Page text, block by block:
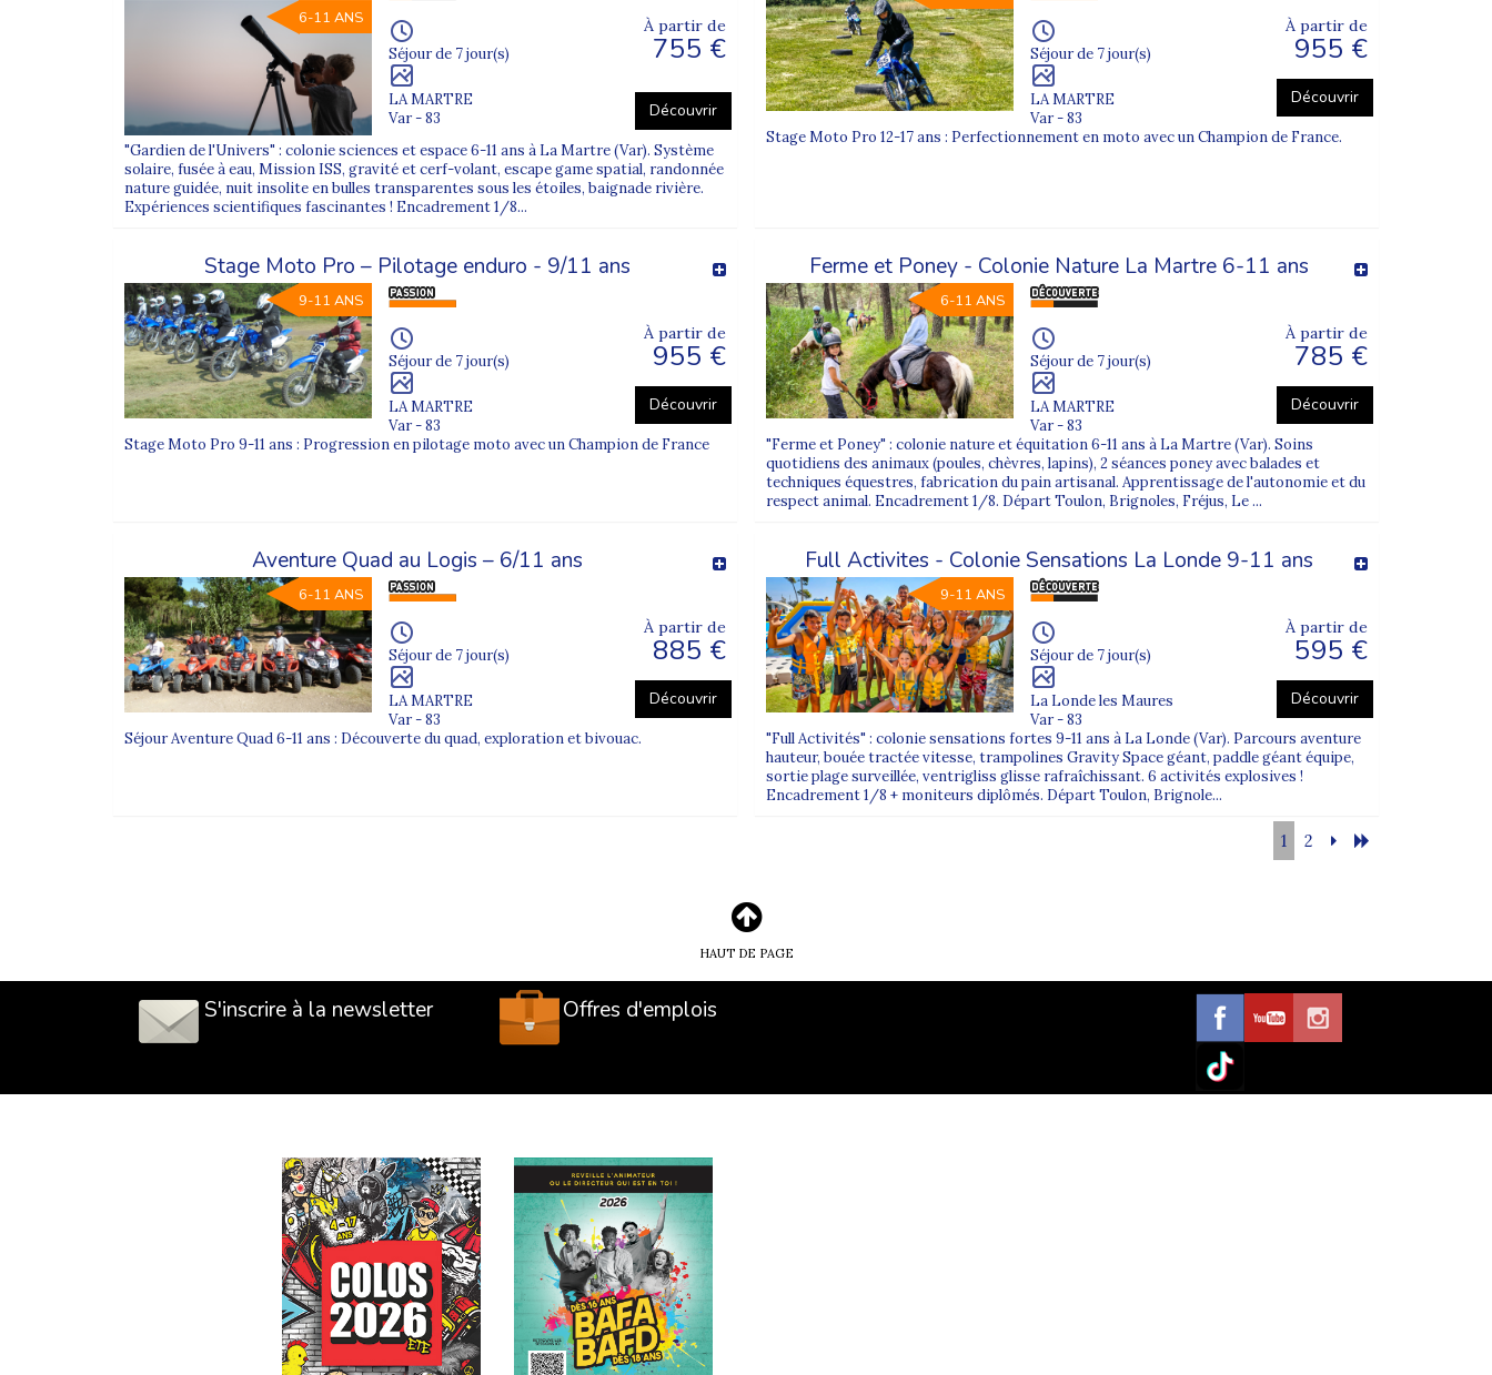
6-11 ANS
Séjour de 7 jour(s)
LA MARTRE
Var - 83
À partir de
755 €
Découvrir
"Gardien de l'Univers" : colonie sciences et espace 6-11 ans à La Martre (Var). Système
solaire, fusée à eau, Mission ISS, gravité et cerf-volant, escape game spatial, randonnée
nature guidée, nuit insolite en bulles transparentes sous les étoiles, baignade rivière.
Expériences scientifiques fascinantes ! Encadrement 1/8...
Séjour de 7 jour(s)
LA MARTRE
Var - 83
À partir de
955 €
Découvrir
Stage Moto Pro 12-17 ans : Perfectionnement en moto avec un Champion de France.
Stage Moto Pro – Pilotage enduro - 9/11 ans
9-11 ANS
Séjour de 7 jour(s)
LA MARTRE
Var - 83
À partir de
955 €
Découvrir
Stage Moto Pro 9-11 ans : Progression en pilotage moto avec un Champion de France
Ferme et Poney - Colonie Nature La Martre 6-11 ans
6-11 ANS
Séjour de 7 jour(s)
LA MARTRE
Var - 83
À partir de
785 €
Découvrir
"Ferme et Poney" : colonie nature et équitation 6-11 ans à La Martre (Var). Soins
quotidiens des animaux (poules, chèvres, lapins), 2 séances poney avec balades et
techniques équestres, fabrication du pain artisanal. Apprentissage de l'autonomie et du
respect animal. Encadrement 1/8. Départ Toulon, Brignoles, Fréjus, Le ...
Aventure Quad au Logis – 6/11 ans
6-11 ANS
Séjour de 7 jour(s)
LA MARTRE
Var - 83
À partir de
885 €
Découvrir
Séjour Aventure Quad 6-11 ans : Découverte du quad, exploration et bivouac.
Full Activites - Colonie Sensations La Londe 9-11 ans
9-11 ANS
Séjour de 7 jour(s)
La Londe les Maures
Var - 83
À partir de
595 €
Découvrir
"Full Activités" : colonie sensations fortes 9-11 ans à La Londe (Var). Parcours aventure
hauteur, bouée tractée vitesse, trampolines Gravity Space géant, paddle géant équipe,
sortie plage surveillée, ventrigliss glisse rafraîchissant. 6 activités explosives !
Encadrement 1/8 + moniteurs diplômés. Départ Toulon, Brignole...
1 2
HAUT DE PAGE
S'inscrire à la newsletter Offres d'emplois